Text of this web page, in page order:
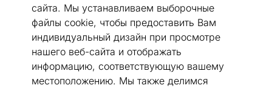
сайта. Мы устанавливаем выборочные
файлы cookie, чтобы предоставить Вам
индивидуальный дизайн при просмотре
нашего веб-сайта и отображать
информацию, соответствующую вашему
местоположению. Мы также делимся